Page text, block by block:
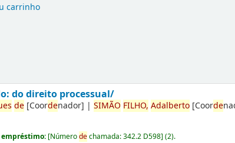
carrinho
do direito processual/
de [Coordenador] |SIMÃO FILHO, Adalberto [Coorde
[Númerodechamada:342.2 D598](2).